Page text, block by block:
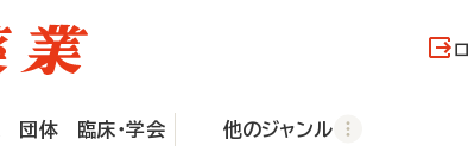
団体 臨床・学会 他のジャンル